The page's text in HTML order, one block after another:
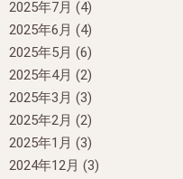
2025年7月 (4)
2025年6月 (4)
2025年5月 (6)
2025年4月 (2)
2025年3月 (3)
2025年2月 (2)
2025年1月 (3)
2024年12月 (3)